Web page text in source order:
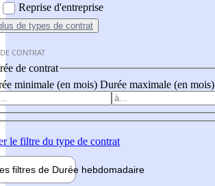
Reprise d'entreprise
de types de contrat
CONTRAT
de contrat
minimale (en mois) Durée maximale (en mois)
le filtre du type de contrat
filtres de Durée hebdomadaire